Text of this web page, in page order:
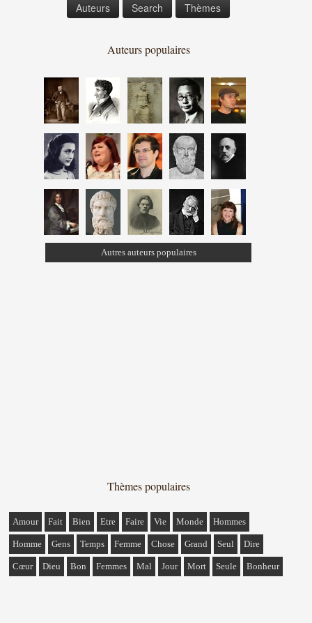
Auteurs Search Thèmes
Auteurs populaires
Autres auteurs populaires
Thèmes populaires
Amour Fait Bien Etre Faire Vie Monde Hommes
Homme Gens Temps Femme Chose Grand Seul Dire
Cœur Dieu Bon Femmes Mal Jour Mort Seule Bonheur